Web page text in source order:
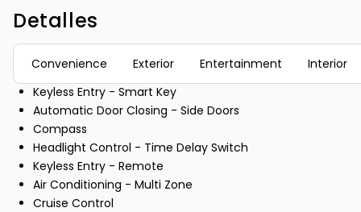
Detalles
Convenience Exterior Entertainment
Interior
Keyless Entry - Smart Key
Automatic Door Closing - Side Doors
Compass
Headlight Control - Time Delay Switch
Keyless Entry - Remote
Air Conditioning - Multi Zone
Cruise Control